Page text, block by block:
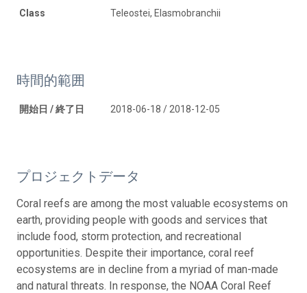
Class Teleostei, Elasmobranchii
時間的範囲
開始日 / 終了日 2018-06-18 / 2018-12-05
プロジェクトデータ
Coral reefs are among the most valuable ecosystems on
earth, providing people with goods and services that
include food, storm protection, and recreational
opportunities. Despite their importance, coral reef
ecosystems are in decline from a myriad of man-made
and natural threats. In response, the NOAA Coral Reef